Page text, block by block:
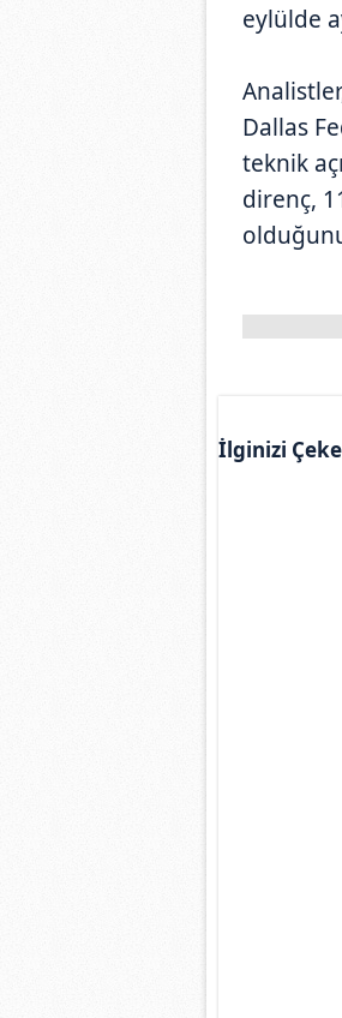
eylülde
Dallas
teknik
direnç,
İlginizi